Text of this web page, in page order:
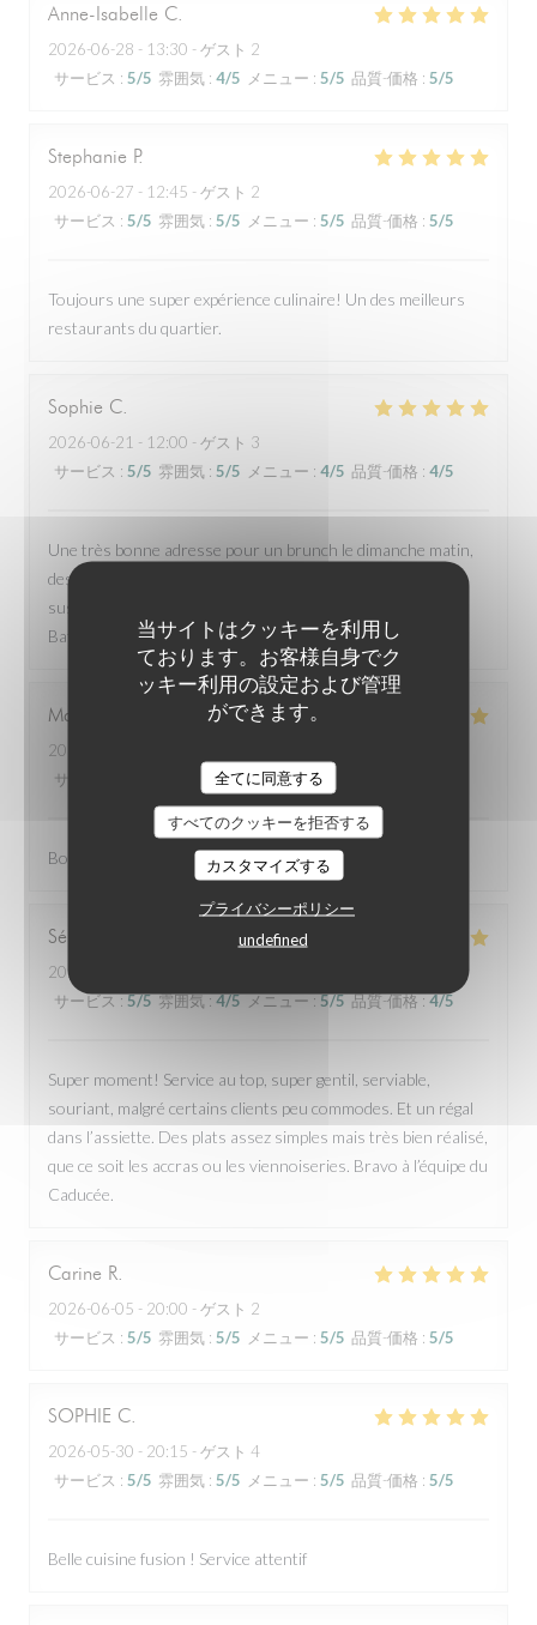
当サイトはクッキーを利用し
ております。お客様自身でク
ッキー利用の設定および管理
ができます。
全てに同意する
すべてのクッキーを拒否する
カスタマイズする
プライバシーポリシー
undefined
Anne-Isabelle C
2026-06-28 - 13:30 - ゲスト 2
サービス : 5/5 雰囲気 : 4/5 メニュー : 5/5 品質-価格 : 5/5
Stephanie P
2026-06-27 - 12:45 - ゲスト 2
サービス : 5/5 雰囲気 : 5/5 メニュー : 5/5 品質-価格 : 5/5
Toujours une super expérience culinaire! Un des meilleurs
restaurants du quartier.
Sophie C
2026-06-21 - 12:00 - ゲスト 3
サービス : 5/5 雰囲気 : 5/5 メニュー : 4/5 品質-価格 : 4/5
Une très bonne adresse pour un brunch le dimanche matin,
des produits de qualité, un repas copieux et équilibré. Et en
sus, la terrasse-ex-parking-post-covid la plus jolie des
Batignolles à l'ombre d'un érable et de deux oliviers.
Marjorie
2026-06-13
サービス
5/5 メニュー:5
Bon restaurant, assiettes copieuses, belle présentation
Sébastien
2026-06-14
サービス:5/5 雰囲気:4/5 メニュー:5/5 品質-価格:4/5
Super moment! Service au top, super gentil, serviable,
souriant, malgré certains clients peu commodes. Et un régal
dans l’assiette. Des plats assez simples mais très bien réalisé,
que ce soit les accras ou les viennoiseries. Bravo à l’équipe du
Caducée.
Carine R
2026-06-05 - 20:00 - ゲスト 2
サービス : 5/5 雰囲気 : 5/5 メニュー : 5/5 品質-価格 : 5/5
SOPHIE C
2026-05-30 - 20:15 - ゲスト 4
サービス : 5/5 雰囲気 : 5/5 メニュー : 5/5 品質-価格 : 5/5
Belle cuisine fusion ! Service attentif